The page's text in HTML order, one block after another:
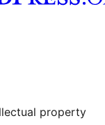
property